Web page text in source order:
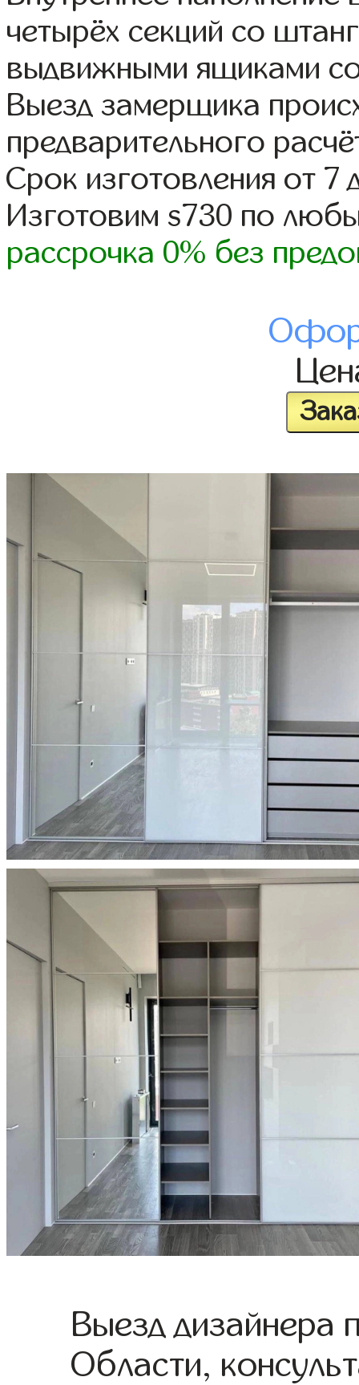
четырёх секций со
выдвижными ящиками
Выезд замерщика
предварительного
Срок изготовления от 7
Изготовим s730 по
рассрочка 0% без
Выезд дизайнера
Области,